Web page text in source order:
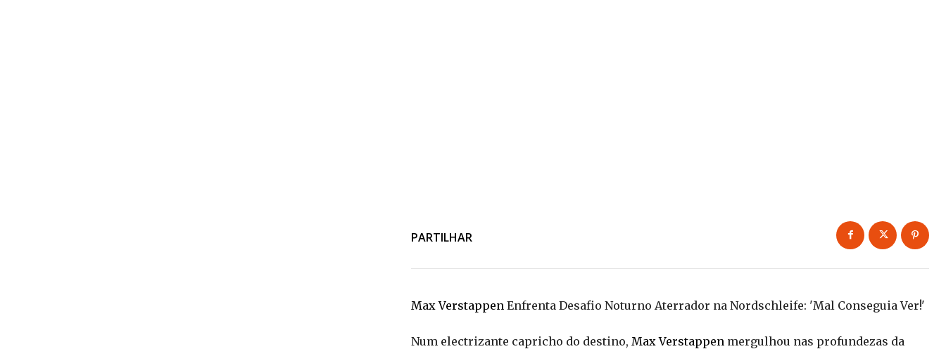
PARTILHAR
Max Verstappen Enfrenta Desafio Noturno Aterrador na Nordschleife: 'Mal Conseguia Ver!'
Num electrizante capricho do destino, Max Verstappen mergulhou nas profundezas da